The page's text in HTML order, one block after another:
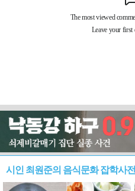
시인 최원준의 음식문화 잡학사전